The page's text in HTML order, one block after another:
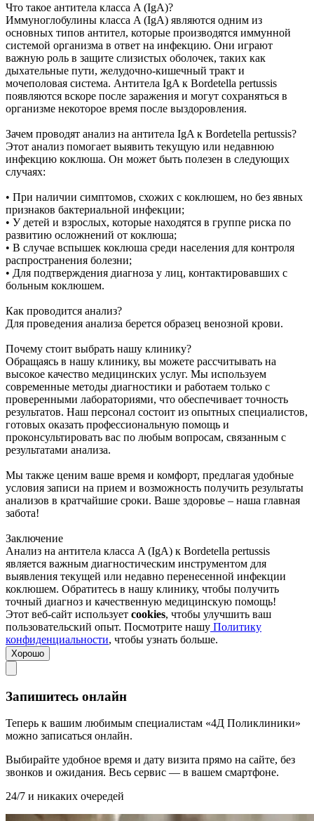
Что такое антитела класса A (IgA)?
Иммуноглобулины класса A (IgA) являются одним из
основных типов антител, которые производятся иммунной
системой организма в ответ на инфекцию. Они играют
важную роль в защите слизистых оболочек, таких как
дыхательные пути, желудочно-кишечный тракт и
мочеполовая система. Антитела IgA к Bordetella pertussis
появляются вскоре после заражения и могут сохраняться в
организме некоторое время после выздоровления.
Зачем проводят анализ на антитела IgA к Bordetella pertussis?
Этот анализ помогает выявить текущую или недавнюю
инфекцию коклюша. Он может быть полезен в следующих
случаях:
• При наличии симптомов, схожих с коклюшем, но без явных
признаков бактериальной инфекции;
• У детей и взрослых, которые находятся в группе риска по
развитию осложнений от коклюша;
• В случае вспышек коклюша среди населения для контроля
распространения болезни;
• Для подтверждения диагноза у лиц, контактировавших с
больным коклюшем.
Как проводится анализ?
Для проведения анализа берется образец венозной крови.
Почему стоит выбрать нашу клинику?
Обращаясь в нашу клинику, вы можете рассчитывать на
высокое качество медицинских услуг. Мы используем
современные методы диагностики и работаем только с
проверенными лабораториями, что обеспечивает точность
результатов. Наш персонал состоит из опытных специалистов,
готовых оказать профессиональную помощь и
проконсультировать вас по любым вопросам, связанным с
результатами анализа.
Мы также ценим ваше время и комфорт, предлагая удобные
условия записи на прием и возможность получить результаты
анализов в кратчайшие сроки. Ваше здоровье – наша главная
забота!
Заключение
Анализ на антитела класса A (IgA) к Bordetella pertussis
является важным диагностическим инструментом для
выявления текущей или недавно перенесенной инфекции
коклюшем. Обратитесь в нашу клинику, чтобы получить
точный диагноз и качественную медицинскую помощь!
Этот веб-сайт использует cookies, чтобы улучшить ваш
пользовательский опыт. Посмотрите нашу Политику
конфиденциальности, чтобы узнать больше.
Хорошо
Запишитесь онлайн
Теперь к вашим любимым специалистам «4Д Поликлиники»
можно записаться онлайн.
Выбирайте удобное время и дату визита прямо на сайте, без
звонков и ожидания. Весь сервис — в вашем смартфоне.
24/7 и никаких очередей